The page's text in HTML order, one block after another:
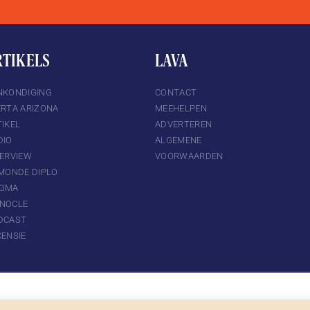
ARIZONA
DIPLO
LAVA
CONTACT
MEEHELPEN
ADVERTEREN
ALGEMENE
VOORWAARDEN